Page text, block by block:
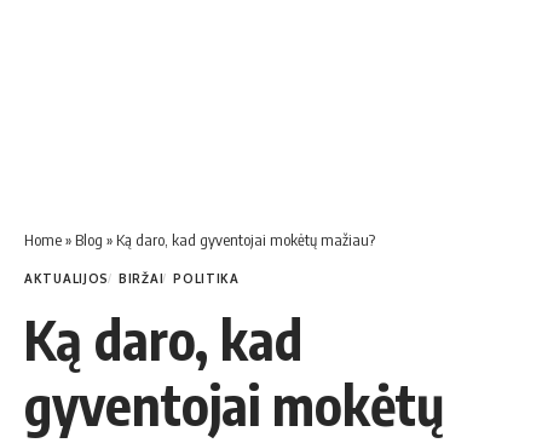
Home» Blog » Ką daro, kad gyventojai mokėtų mažiau?
AKTUALIJOS BIRŽAI POLITIKA
Ką daro, kad
gyventojai mokėtų